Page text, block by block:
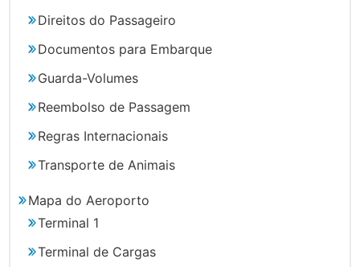
Direitos do Passageiro
Documentos para Embarque
Guarda-Volumes
Reembolso de Passagem
Regras Internacionais
Transporte de Animais
Mapa do Aeroporto
Terminal 1
Terminal de Cargas